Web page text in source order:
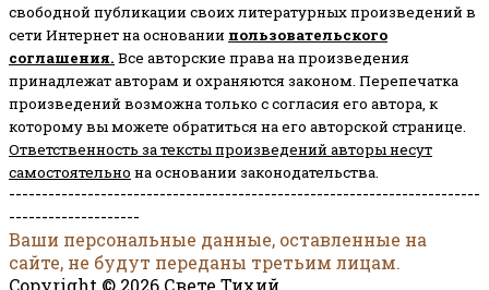
свободной публикации своих литературных произведений в
сети Интернет на основании пользовательского
соглашения. Все авторские права на произведения
принадлежат авторам и охраняются законом. Перепечатка
произведений возможна только с согласия его автора, к
которому вы можете обратиться на его авторской странице.
Ответственность за тексты произведений авторы несут
самостоятельно на основании законодательства.
------------------------------------------------------------------------
--------------------
Ваши персональные данные, оставленные на
сайте, не будут переданы третьим лицам.
Copyright © 2026 Свете Тихий